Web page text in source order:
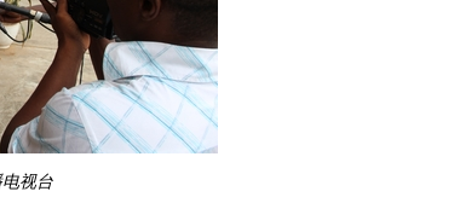
观广播电视台 陶大使接